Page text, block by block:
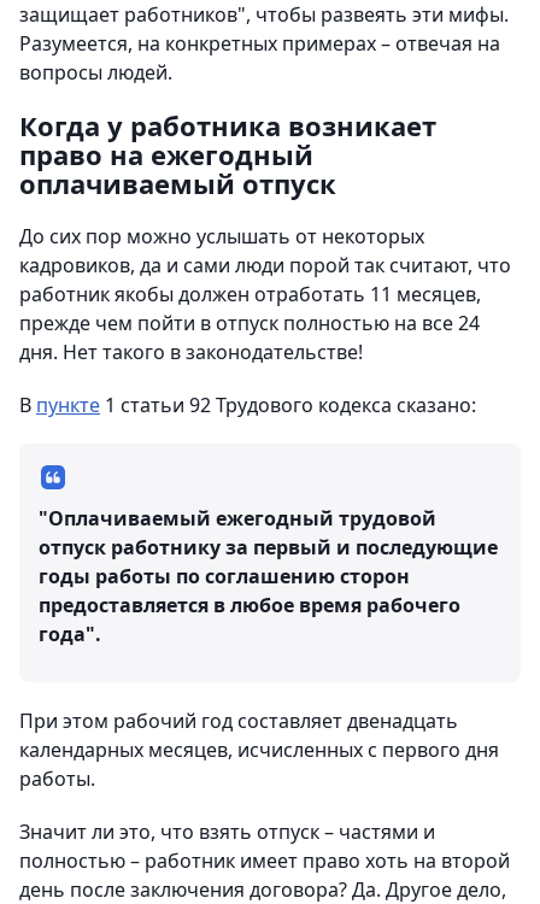
защищает работников", чтобы развеять эти мифы.
Разумеется, на конкретных примерах – отвечая на
вопросы людей.
Когда у работника возникает
право на ежегодный
оплачиваемый отпуск
До сих пор можно услышать от некоторых
кадровиков, да и сами люди порой так считают, что
работник якобы должен отработать 11 месяцев,
прежде чем пойти в отпуск полностью на все 24
дня. Нет такого в законодательстве!
В пункте 1 статьи 92 Трудового кодекса сказано:
"Оплачиваемый ежегодный трудовой
отпуск работнику за первый и последующие
годы работы по соглашению сторон
предоставляется в любое время рабочего
года".
При этом рабочий год составляет двенадцать
календарных месяцев, исчисленных с первого дня
работы.
Значит ли это, что взять отпуск – частями и
полностью – работник имеет право хоть на второй
день после заключения договора? Да. Другое дело,